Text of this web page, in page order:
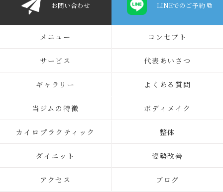
お問い合わせ LINEでのご予約
メニュー コンセプト
サービス 代表あいさつ
ギャラリー よくある質問
当ジムの特徴 ボディメイク
カイロプラクティック 整体
ダイエット 姿勢改善
アクセス ブログ